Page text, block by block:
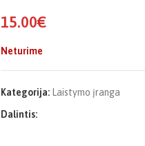
15.00€
Neturime
Kategorija: Laistymo įranga
Dalintis: